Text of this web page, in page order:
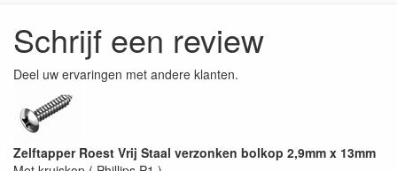
Schrijf een review
Deel uw ervaringen met andere klanten.
Zelftapper Roest Vrij Staal verzonken bolkop 2,9mm x 13mm